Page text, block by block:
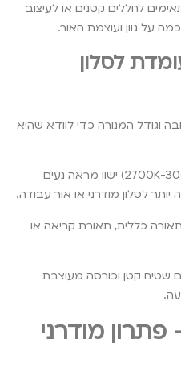
לחללים קטנים או לעיצוב
על גוון ועוצמת האור.
לסלון
וגודל המנורה כדי לוודא שהיא
– נורות בגוון חם (2700K-3000K) ישוו מראה נעים
לסלון מודרני או אור עבודה.
כללית, תאורת קריאה או
שטיח קטן וכורסה מעוצבת
מודרני